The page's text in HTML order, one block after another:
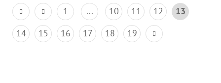
1 ... 10 11 12
13
14
15 16 17 18 19